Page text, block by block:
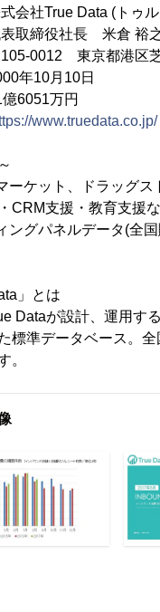
会社True Data (トゥ
取締役社長 米倉 裕
0012 東京都港区
年10月10日
6051万円
www.truedata.co.jp/
ーケット、ドラッグ
CRM支援・教育支援
ングパネルデータ(全
」とは
Dataが設計、運用す
標準データベース。
。